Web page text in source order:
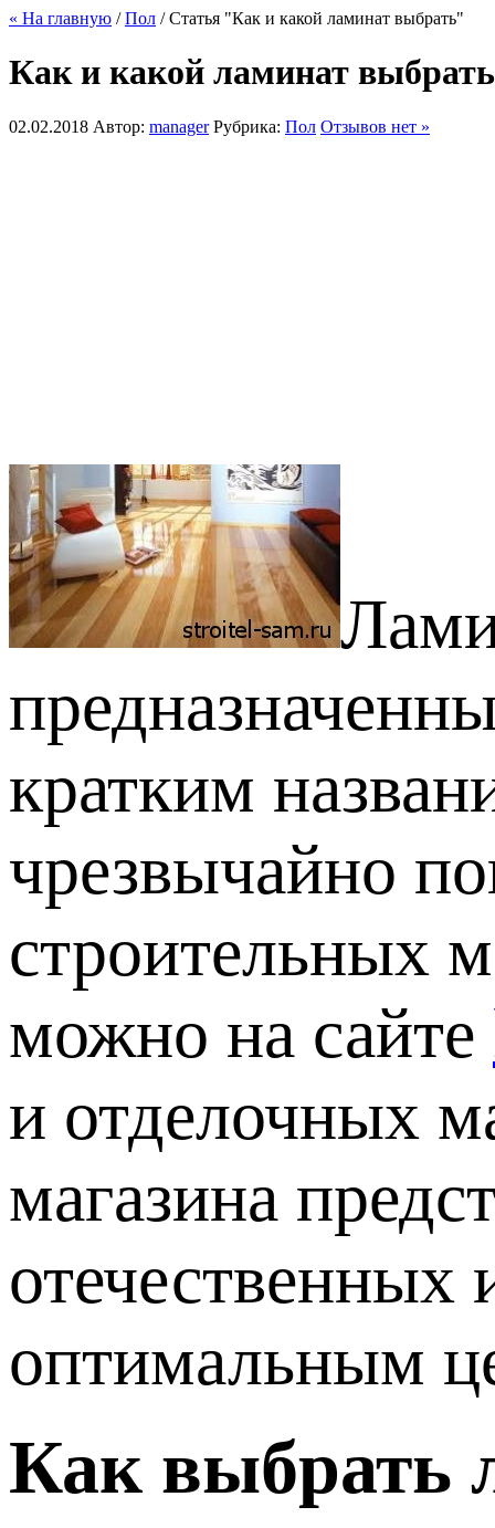
« На главную /Пол / Статья "Как и какой ламинат выбрать"
Как и какой ламинат выбрать
02.02.2018 Автор: manager Рубрика: Пол Отзывов нет »
кратким
чрезвычайно
строительных
можно на сайте
и отделочных
магазина
оптимальным
Как выбрать